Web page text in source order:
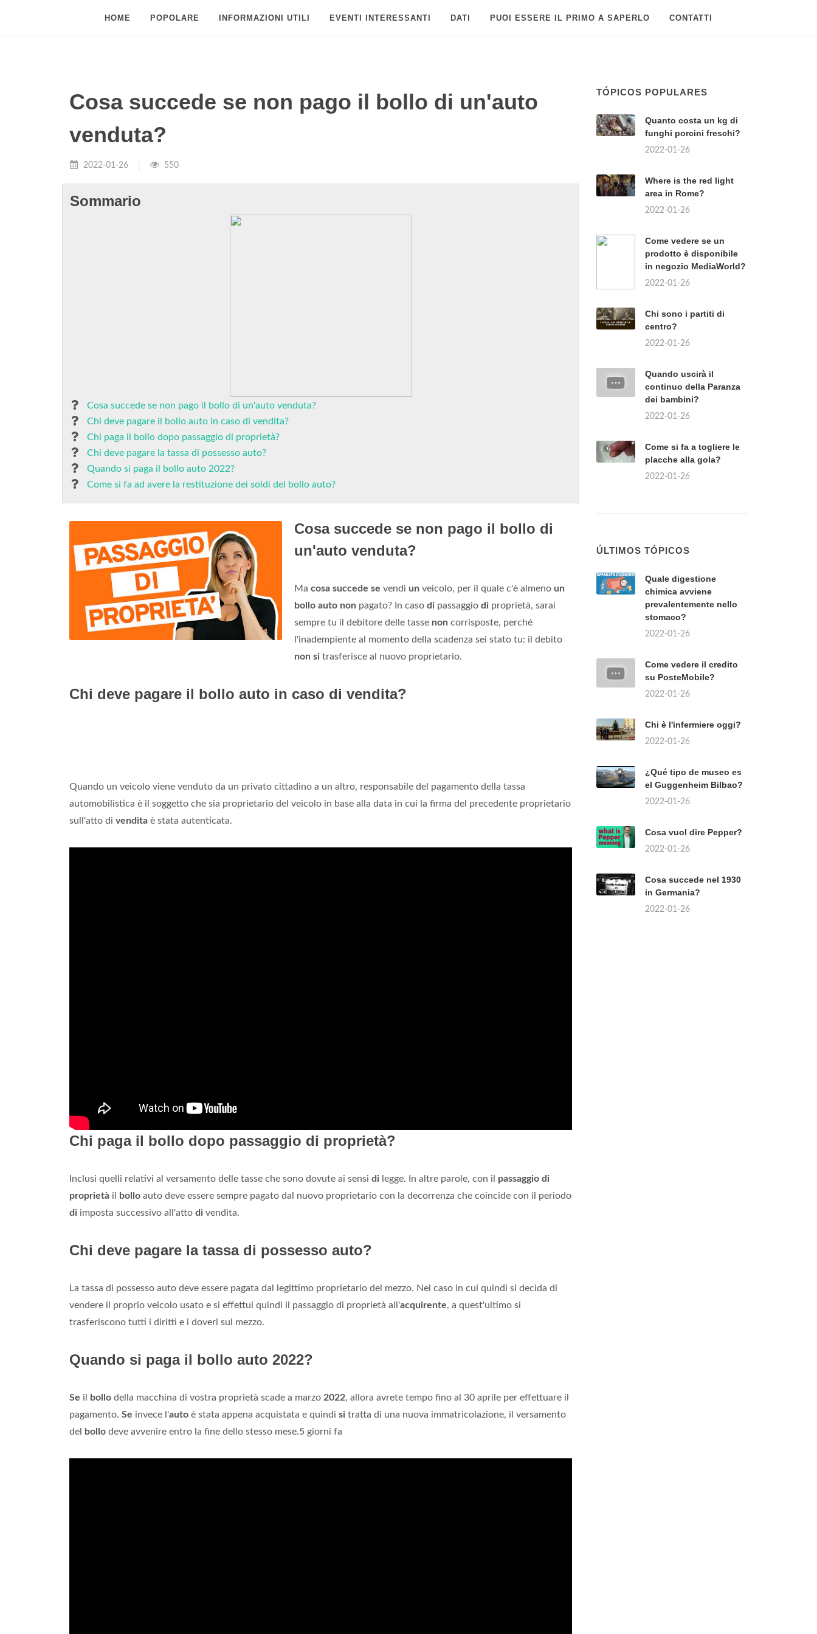
HOME POPOLARE INFORMAZIONI UTILI EVENTI INTERESSANTI DATI PUOI ESSERE IL PRIMO A SAPERLO CONTATTI
Cosa succede se non pago il bollo di un'auto
venduta?
2022-01-26 550
Sommario
Cosa succede se non pago il bollo di un'auto venduta?
Chi deve pagare il bollo auto in caso di vendita?
Chi paga il bollo dopo passaggio di proprietà?
Chi deve pagare la tassa di possesso auto?
Quando si paga il bollo auto 2022?
Come si fa ad avere la restituzione dei soldi del bollo auto?
Cosa succede se non pago il bollo di
un'auto venduta?
Ma cosa succede se vendi un veicolo, per il quale c'è almeno un
bollo auto non pagato? In caso di passaggio di proprietà, sarai
sempre tu il debitore delle tasse non corrisposte, perché
l'inadempiente al momento della scadenza sei stato tu: il debito
non si trasferisce al nuovo proprietario.
Chi deve pagare il bollo auto in caso di vendita?
Quando un veicolo viene venduto da un privato cittadino a un altro, responsabile del pagamento della tassa
automobilistica è il soggetto che sia proprietario del veicolo in base alla data in cui la firma del precedente proprietario
sull'atto di vendita è stata autenticata.
Chi paga il bollo dopo passaggio di proprietà?
Inclusi quelli relativi al versamento delle tasse che sono dovute ai sensi di legge. In altre parole, con il passaggio di
proprietà il bollo auto deve essere sempre pagato dal nuovo proprietario con la decorrenza che coincide con il periodo
di imposta successivo all'atto di vendita.
Chi deve pagare la tassa di possesso auto?
La tassa di possesso auto deve essere pagata dal legittimo proprietario del mezzo. Nel caso in cui quindi si decida di
vendere il proprio veicolo usato e si effettui quindi il passaggio di proprietà all'acquirente, a quest'ultimo si
trasferiscono tutti i diritti e i doveri sul mezzo.
Quando si paga il bollo auto 2022?
Se il bollo della macchina di vostra proprietà scade a marzo 2022, allora avrete tempo fino al 30 aprile per effettuare il
pagamento. Se invece l'auto è stata appena acquistata e quindi si tratta di una nuova immatricolazione, il versamento
del
bollo deve avvenire entro la fine dello stesso mese.5 giorni fa
TÓPICOS POPULARES
Quanto costa un kg di
funghi porcini freschi?
2022-01-26
Where is the red light
area in Rome?
2022-01-26
Come vedere se un
prodotto è disponibile
in negozio MediaWorld?
2022-01-26
Chi sono i partiti di
centro?
2022-01-26
Quando uscirà il
continuo della Paranza
dei bambini?
2022-01-26
Come si fa a togliere le
placche alla gola?
2022-01-26
ÚLTIMOS TÓPICOS
Quale digestione
chimica avviene
prevalentemente nello
stomaco?
2022-01-26
Come vedere il credito
su PosteMobile?
2022-01-26
Chi è l'infermiere oggi?
2022-01-26
¿Qué tipo de museo es
el Guggenheim Bilbao?
2022-01-26
Cosa vuol dire Pepper?
2022-01-26
Cosa succede nel 1930
in Germania?
2022-01-26